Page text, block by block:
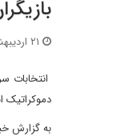
انتخابات
دموکراتیک
به گزارش